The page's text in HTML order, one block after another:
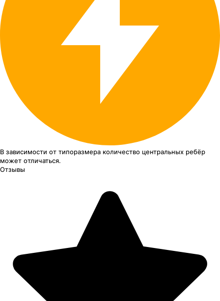
В зависимости от типоразмера количество центральных ребёр
может отличаться.
Отзывы